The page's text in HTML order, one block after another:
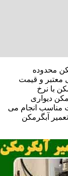
محدوده
معتبر و قیمت
با نرخ
دیواری
مناسب انجام می
آبگرمکن